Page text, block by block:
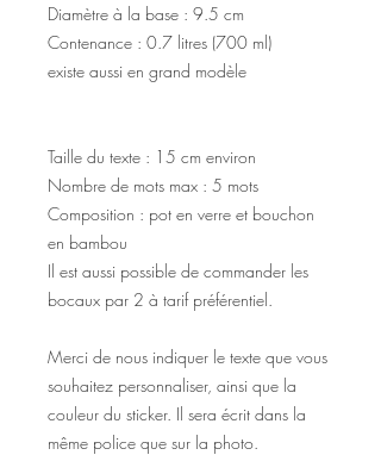
Diamètre à la base : 9.5 cm
Contenance : 0.7 litres (700 ml)
existe aussi en grand modèle
Taille du texte : 15 cm environ
Nombre de mots max : 5 mots
Composition : pot en verre et bouchon
en bambou
Il est aussi possible de commander les
bocaux par 2 à tarif préférentiel.
Merci de nous indiquer le texte que vous
souhaitez personnaliser, ainsi que la
couleur du sticker. Il sera écrit dans la
même police que sur la photo.